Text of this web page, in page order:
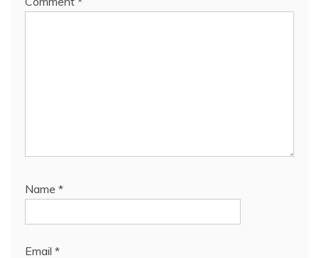
Name *
Email *